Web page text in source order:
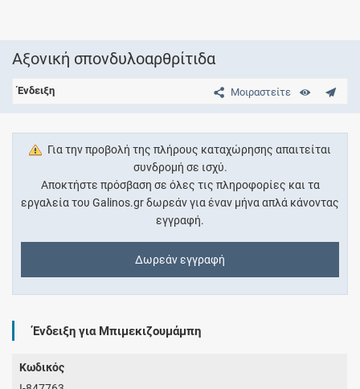
Αξονική σπονδυλοαρθρίτιδα
Μοιραστείτε
Ένδειξη
Για την προβολή της πλήρους καταχώρησης απαιτείται
συνδρομή σε ισχύ.
Αποκτήστε πρόσβαση σε όλες τις πληροφορίες και τα
εργαλεία του Galinos.gr δωρεάν για έναν μήνα απλά κάνοντας
εγγραφή.
Δωρεάν εγγραφή
Ένδειξη για Μπιμεκιζουμάμπη
Κωδικός